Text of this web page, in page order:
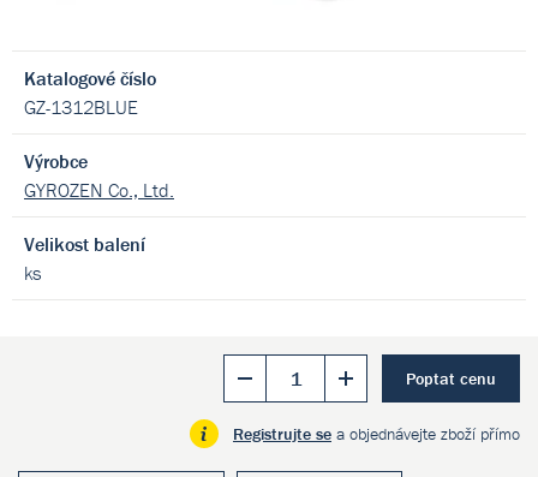
Katalogové číslo
GZ-1312BLUE
Výrobce
GYROZEN Co., Ltd.
Velikost balení
ks
Poptat cenu
Registrujte se a objednávejte zboží přímo